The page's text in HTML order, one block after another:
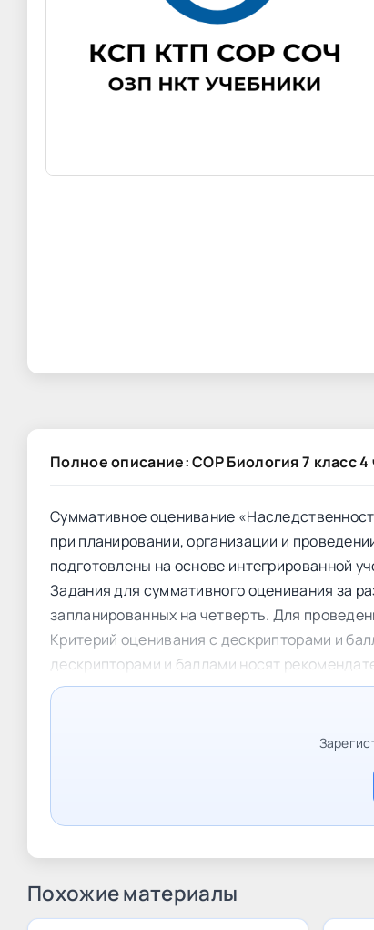
Полное описание: СОР Биология 7 класс
Суммативное оценивание
при планировании, организации и
подготовлены на основе интегрированной
Задания для суммативного оценивания за
запланированных на четверть. Для
Критерий оценивания с дескрипторами и
дескрипторами и баллами носят
Похожие материалы